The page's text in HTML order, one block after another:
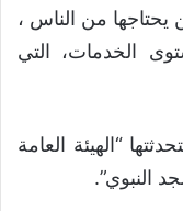
يحتاجها من الناس ،
الخدمات، التي
“الهيئة العامة
النبوي”.